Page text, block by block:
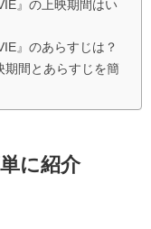
』の上映期間はい
』のあらすじは？
期間とあらすじを簡
に紹介